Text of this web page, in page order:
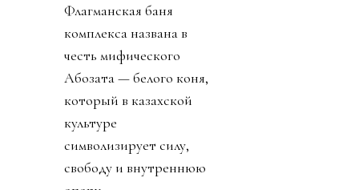
Флагманская баня
комплекса названа в
честь мифического
Ақбозата — белого коня,
который в казахской
культуре
символизирует силу,
свободу и внутреннюю